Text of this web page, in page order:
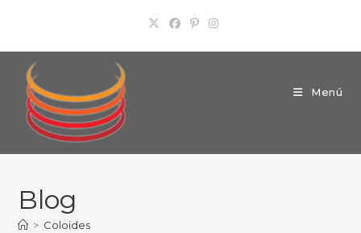
contenido
Menú
Blog
> Coloides